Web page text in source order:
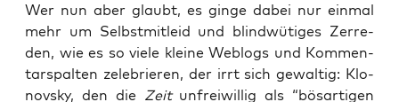
Wer nun aber glaubt, es gin­ge dabei nur ein­mal
mehr um Selbst­mit­leid und blind­wü­ti­ges Zer­re­
den, wie es so vie­le klei­ne Web­logs und Kom­men­
tar­spal­ten zele­brie­ren, der irrt sich gewal­tig: Klo­
novs­ky, den die Zeitunfrei­wil­lig als “bös­ar­ti­gen